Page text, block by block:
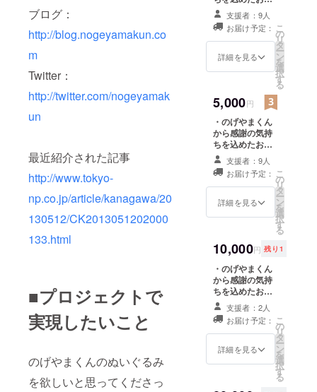
ブログ：
http://blog.nogeyamakun.co
m
Twitter：
http://twitter.com/nogeyamak
un
最近紹介された記事
http://www.tokyo-
np.co.jp/article/kanagawa/20
130512/CK2013051202000
133.html
■プロジェクトで
実現したいこと
のげやまくんのぬいぐるみ
を欲しいと思ってくださっ
を一つお送りい
たします。
のメッセージを
お送りいたしま
す。ご希望の方
はお名前をホー
ムページ(ブロ
のステッカーを
一枚お送りいた
します。 ・のげ
やまくんのぬい
ぐるみ（10セン
チ程度を予定）
を一つお送りい
たします。 ・ご
希望を聞き、オ
リジナルの画像
す（基本白黒、
手書きで作成さ
せていただきま
す）。
支援者：9人
お届け予定：
詳細を見る
こ
の
リ
タ
ー
ン
を
選
択
す
る
5,000円
・のげやまくん
から感謝の気持
ちを込めたお礼
のメッセージを
お送りいたしま
す。ご希望の方
はお名前をホー
ムページ(ブロ
のステッカーを
一枚お送りいた
します。 ・のげ
やまくんのぬい
ぐるみ（10セン
チ程度を予定）
を一つお送りい
たします。 ・ご
希望を聞き、ポ
ストカード（は
支援者：9人
お届け予定：
詳細を見る
こ
の
リ
タ
ー
ン
を
選
択
す
る
10,000円 残り1
・のげやまくん
から感謝の気持
ちを込めたお礼
のメッセージを
お送りいたしま
す。ご希望の方
はお名前をホー
ムページ(ブロ
支援者：2人
お届け予定：
詳細を見る
こ
の
リ
タ
ー
ン
を
選
択
す
る